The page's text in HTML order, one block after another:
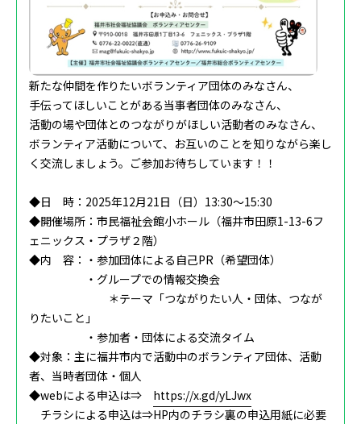
新たな仲間を作りたいボランティア団体のみなさん、
‌手伝ってほしいことがある当事者団体のみなさん、
‌活動の場や団体とのつながりがほしい活動者のみなさん、
‌ボランティア活動について、お互いのことを知りながら楽し
く交流しましょう。‌ご参加お待ちしています！！
◆日 時：2025年12月21日（日）13:30～15:30
◆開催場所：市民福祉会館小ホール（福井市田原1-13-6フ
ェニックス・プラザ２階）
◆内 容：・参加団体による自己PR（希望団体）
・グループでの情報交換会
＊テーマ「つながりたい人・団体、つなが
りたいこと」
・参加者・団体による交流タイム
◆対象：主に福井市内で活動中のボランティア団体、活動
者、当時者団体・個人
◆webによる申込は⇒ https://x.gd/yLJwx
チラシによる申込は⇒HP内のチラシ裏の申込用紙に必要